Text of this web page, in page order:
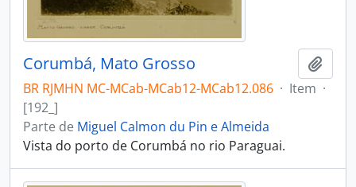
Corumbá, Mato Grosso
BR RJMHN MC-MCab-MCab12-MCab12.086 · Item ·
[192_]
Parte de Miguel Calmon du Pin e Almeida
Vista do porto de Corumbá no rio Paraguai.